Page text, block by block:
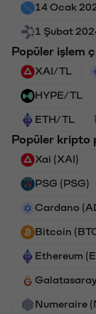
14 Ocak
1 Şubat
Popüler işlem
XAI/TL
HYPE/TL
ETH/TL
Popüler kripto
Xai (XAI)
PSG (PSG)
Cardano
Bitcoin
Ethereum
Numeraire